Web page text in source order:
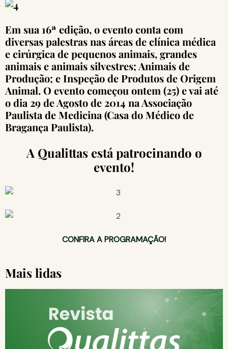
Em sua 16ª edição, o evento conta com
diversas palestras nas áreas de clínica médica
e cirúrgica de pequenos animais, grandes
animais e animais silvestres; Animais de
Produção; e Inspeção de Produtos de Origem
Animal. O evento começou ontem (25) e vai até
o dia 29 de Agosto de 2014 na Associação
Paulista de Medicina (Casa do Médico de
Bragança Paulista).
A Qualittas está patrocinando o
evento!
CONFIRA A PROGRAMAÇÃO!
Mais lidas